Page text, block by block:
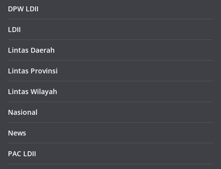
DPW LDII
LDII
Lintas Daerah
Lintas Provinsi
Lintas Wilayah
Nasional
News
PAC LDII